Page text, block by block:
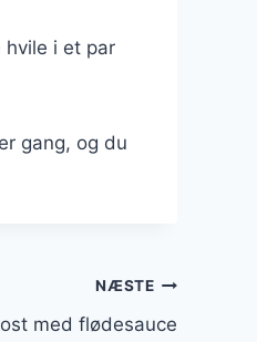
i et par
gang, og du
NÆSTE
med flødesauce